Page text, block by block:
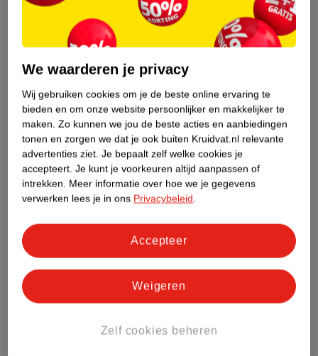
Werk plukje voor plukje, van oor naar oor, het
hele hoofd af.
Vastgeplakte neten kun je met je nagels
verwijderen.
Veeg de kam regelmatig af.
Spoel luizen door de wasbak met ruim water. In
de prullenbak is geen goed idee.
Heb je al het haar gehad? Spoel dan de
crèmespoeling uit.
Maak de kam na gebruik schoon met water en
zeep.
Dit doe je iedere dag twee weken lang. Heeft de
uitkambehandeling niet gewerkt? Dan herhaal je
het nogmaals, eventueel in combinatie met een
antihoofdluismiddel.
Leestip: kom hier meer te weten over het
We waarderen je privacy
Wij gebruiken cookies om je de beste online ervaring te
bieden en om onze website persoonlijker en makkelijker te
maken. Zo kunnen we jou de beste acties en aanbiedingen
tonen en zorgen we dat je ook buiten Kruidvat.nl relevante
advertenties ziet. Je bepaalt zelf welke cookies je
accepteert. Je kunt je voorkeuren altijd aanpassen of
intrekken. Meer informatie over hoe we je gegevens
verwerken lees je in ons Privacybeleid.
Zelf cookies beheren
Weigeren
Accepteer